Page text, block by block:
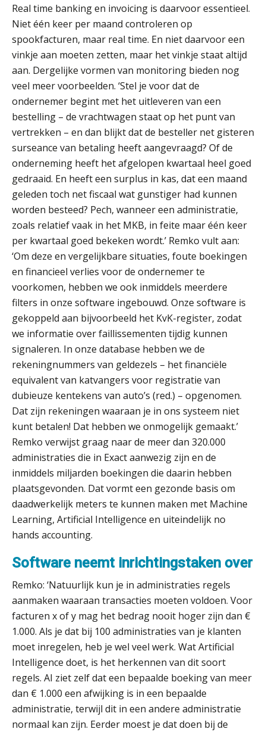
Real time banking en invoicing is daarvoor essentieel.
Niet één keer per maand controleren op
spookfacturen, maar real time. En niet daarvoor een
vinkje aan moeten zetten, maar het vinkje staat altijd
aan. Dergelijke vormen van monitoring bieden nog
veel meer voorbeelden. ‘Stel je voor dat de
ondernemer begint met het uitleveren van een
bestelling – de vrachtwagen staat op het punt van
vertrekken – en dan blijkt dat de besteller net gisteren
surseance van betaling heeft aangevraagd? Of de
onderneming heeft het afgelopen kwartaal heel goed
gedraaid. En heeft een surplus in kas, dat een maand
geleden toch net fiscaal wat gunstiger had kunnen
worden besteed? Pech, wanneer een administratie,
zoals relatief vaak in het MKB, in feite maar één keer
per kwartaal goed bekeken wordt.’ Remko vult aan:
‘Om deze en vergelijkbare situaties, foute boekingen
en financieel verlies voor de ondernemer te
voorkomen, hebben we ook inmiddels meerdere
filters in onze software ingebouwd. Onze software is
gekoppeld aan bijvoorbeeld het KvK-register, zodat
we informatie over faillissementen tijdig kunnen
signaleren. In onze database hebben we de
rekeningnummers van geldezels – het financiële
equivalent van katvangers voor registratie van
dubieuze kentekens van auto’s (red.) – opgenomen.
Dat zijn rekeningen waaraan je in ons systeem niet
kunt betalen! Dat hebben we onmogelijk gemaakt.’
Remko verwijst graag naar de meer dan 320.000
administraties die in Exact aanwezig zijn en de
inmiddels miljarden boekingen die daarin hebben
plaatsgevonden. Dat vormt een gezonde basis om
daadwerkelijk meters te kunnen maken met Machine
Learning, Artificial Intelligence en uiteindelijk no
hands accounting.
Software neemt inrichtingstaken over
Remko: ‘Natuurlijk kun je in administraties regels
aanmaken waaraan transacties moeten voldoen. Voor
facturen x of y mag het bedrag nooit hoger zijn dan €
1.000. Als je dat bij 100 administraties van je klanten
moet inregelen, heb je wel veel werk. Wat Artificial
Intelligence doet, is het herkennen van dit soort
regels. AI ziet zelf dat een bepaalde boeking van meer
dan € 1.000 een afwijking is in een bepaalde
administratie, terwijl dit in een andere administratie
normaal kan zijn. Eerder moest je dat doen bij de
ICT & AI | “Slim automatiseren begint
bij gedrag”
Private equity in accountancy: drie
veranderen
ICT & AI | “Wie bewust kiest, kiest
voor toekomstbestendigheid”
ICT & AI | Waarom inzicht nog geen
advies is
ICT & AI | De accountant als
rekenwonder
Dashboard voor
administratiekantoren: al je klanten in
één overzicht
De vijf grootste uitdagingen in
capaciteitsplanning
Yousri Mandour: “Verandering begint
waar het schuurt”
Waarom het huidige verdienmodel
van accountants verleden tijd is
Wie is de eerste? De AI-revolutie
waar elk kantoor op wacht.
Hoe standaardisering de stille
‘De accountant is essentieel voor
ondernemers in het mkb’
Waarom een VOF-contract net zo
belangrijk is als het zakelijk plan zelf